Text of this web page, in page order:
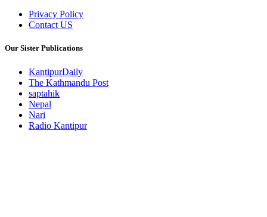
Privacy Policy
Contact US
Our Sister Publications
KantipurDaily
The Kathmandu Post
saptahik
Nepal
Nari
Radio Kantipur